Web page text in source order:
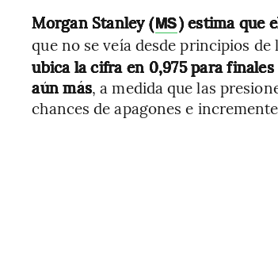
Morgan Stanley (MS) estima que
que no se veía desde principios de
ubica la cifra en 0,975 para
aún más, a medida que las
chances de apagones e